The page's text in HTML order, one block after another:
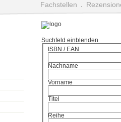
Fachstellen
Suchfeld einblenden
ISBN / EAN
Nachname
Vorname
Titel
Reihe